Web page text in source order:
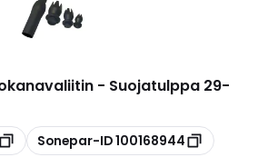
- Suojatulppa 29-
Kopioi
Sonepar-ID100168944